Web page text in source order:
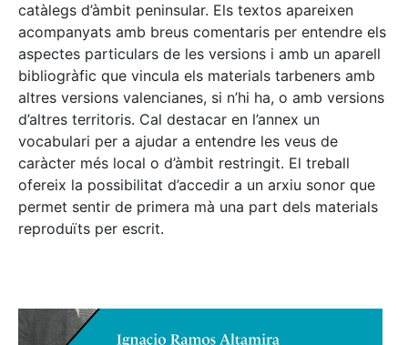
catàlegs d’àmbit peninsular. Els textos apareixen
acompanyats amb breus comentaris per entendre els
aspectes particulars de les versions i amb un aparell
bibliogràfic que vincula els materials tarbeners amb
altres versions valencianes, si n’hi ha, o amb versions
d’altres territoris. Cal destacar en l’annex un
vocabulari per a ajudar a entendre les veus de
caràcter més local o d’àmbit restringit. El treball
ofereix la possibilitat d’accedir a un arxiu sonor que
permet sentir de primera mà una part dels materials
reproduïts per escrit.